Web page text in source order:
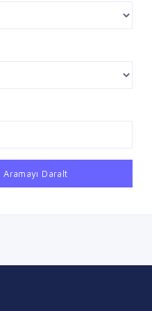
Aramayı Daralt